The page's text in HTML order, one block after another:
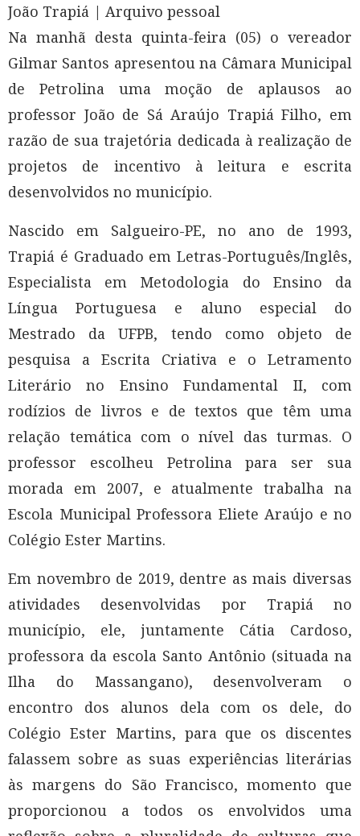
João Trapiá | Arquivo pessoal
Na manhã desta quinta-feira (05) o vereador
Gilmar Santos apresentou na Câmara Municipal
de Petrolina uma moção de aplausos ao
professor João de Sá Araújo Trapiá Filho, em
razão de sua trajetória dedicada à realização de
projetos de incentivo à leitura e escrita
desenvolvidos no município.
Nascido em Salgueiro-PE, no ano de 1993,
Trapiá é Graduado em Letras-Português/Inglês,
Especialista em Metodologia do Ensino da
Língua Portuguesa e aluno especial do
Mestrado da UFPB, tendo como objeto de
pesquisa a Escrita Criativa e o Letramento
Literário no Ensino Fundamental II, com
rodízios de livros e de textos que têm uma
relação temática com o nível das turmas. O
professor escolheu Petrolina para ser sua
morada em 2007, e atualmente trabalha na
Escola Municipal Professora Eliete Araújo e no
Colégio Ester Martins.
Em novembro de 2019, dentre as mais diversas
atividades desenvolvidas por Trapiá no
município, ele, juntamente Cátia Cardoso,
professora da escola Santo Antônio (situada na
Ilha do Massangano), desenvolveram o
encontro dos alunos dela com os dele, do
Colégio Ester Martins, para que os discentes
falassem sobre as suas experiências literárias
às margens do São Francisco, momento que
proporcionou a todos os envolvidos uma